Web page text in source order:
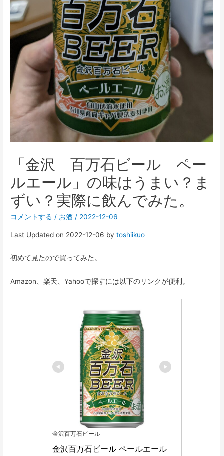
「金沢 百万石ビール ペー
ルエール」の味はうまい？ま
ずい？実際に飲んでみた。
コメントする / お酒 / 2022-12-06
Last Updated on 2022-12-06 bytoshiikuo
初めて見たので買ってみた。
Amazon、楽天、Yahooで探すには以下のリンクが便利。
金沢百万石ビール
金沢百万石ビール ペールエール